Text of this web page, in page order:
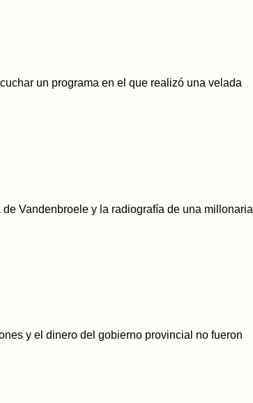
un programa en el que realizó una velada
Vandenbroele y la radiografía de una millonaria
y el dinero del gobierno provincial no fueron